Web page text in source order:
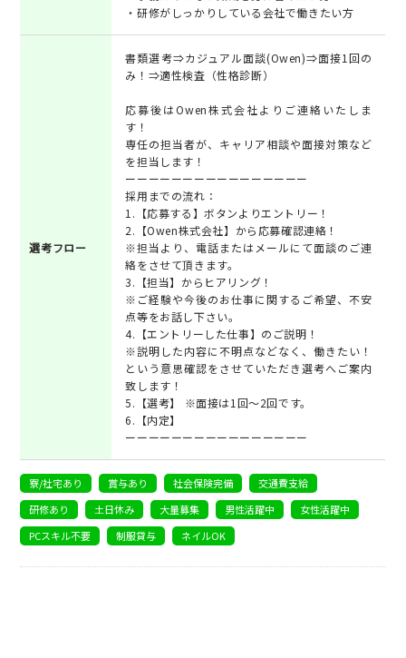
・研修がしっかりしている会社で働きたい方
選考フロー
書類選考⇒カジュアル面談(Owen)⇒面接1回の
み！⇒適性検査（性格診断）
応募後はOwen株式会社よりご連絡いたしま
す！
専任の担当者が、キャリア相談や面接対策など
を担当します！
ーーーーーーーーーーーーーーーー
採用までの流れ：
1.【応募する】ボタンよりエントリー！
2.【Owen株式会社】から応募確認連絡！
※担当より、電話またはメールにて面談のご連
絡をさせて頂きます。
3.【担当】からヒアリング！
※ご経験や今後のお仕事に関するご希望、不安
点等をお話し下さい。
4.【エントリーした仕事】のご説明！
※説明した内容に不明点などなく、働きたい！
という意思確認をさせていただき選考へご案内
致します！
5.【選考】 ※面接は1回～2回です。
6.【内定】
ーーーーーーーーーーーーーーーー
寮/社宅あり 賞与あり 社会保険完備
交通費支給
研修あり
土日休み 大量募集 男性活躍中
女性活躍中
PCスキル不要
制服貸与 ネイルOK